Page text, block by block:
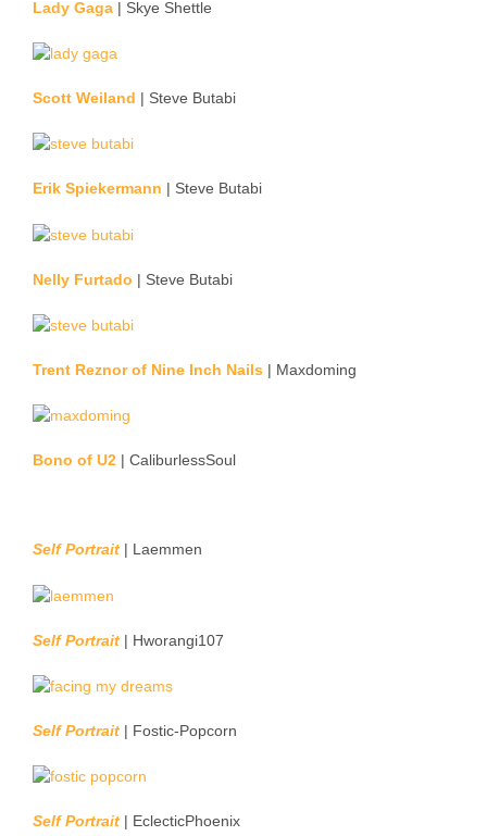
Lady Gaga | Skye Shettle
Scott Weiland | Steve Butabi
Erik Spiekermann | Steve Butabi
Nelly Furtado | Steve Butabi
Trent Reznor of Nine Inch Nails | Maxdoming
Bono of U2 | CaliburlessSoul
Self Portrait | Laemmen
Self Portrait | Hworangi107
Self Portrait | Fostic-Popcorn
Self Portrait | EclecticPhoenix